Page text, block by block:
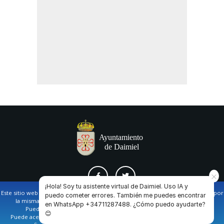
AVISO LEGAL Y POLÍTICA DE PRIVACIDAD COOKIES CONTACTO
Este sitio web utiliza cookies propias y de terceros para facilitar la navegación por
la misma y obtener datos estadísticos de la navegación de los usuarios.
Puede obtener más información en nuestrapolítica de cookies
Puede aceptar todas las cookies pulsando en el botón de “Aceptar”, o bien
¡Hola! Soy tu asistente virtual de Daimiel. Uso IA y
puedo cometer errores. También me puedes encontrar
en WhatsApp +34711287488. ¿Cómo puedo ayudarte?
😊